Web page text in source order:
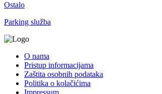
Ostalo
Parking služba
O nama
Pristup informacijama
Zaštita osobnih podataka
Politika o kolačićima
Impressum